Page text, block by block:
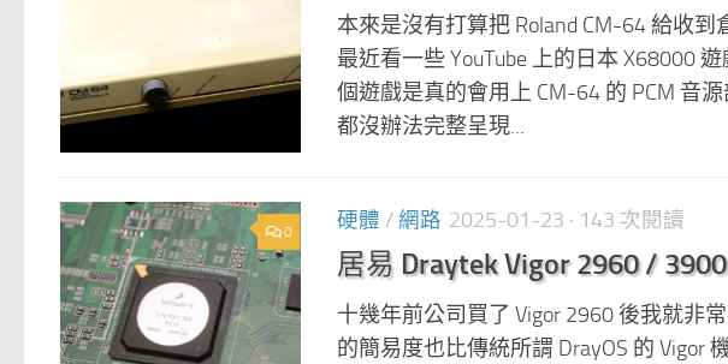
本來是沒有打算把 Roland CM-64 給收
最近看一些 YouTube 上的日本 X68000
個遊戲是真的會用上 CM-64 的 PCM 音
都沒辦法完整呈現...
0 硬體 / 網路 2025-01-23 · 143 次閱讀
居易 Draytek Vigor 2960 /
十幾年前公司買了 Vigor 2960 後我就非
的簡易度也比傳統所謂 DrayOS 的 Vigor